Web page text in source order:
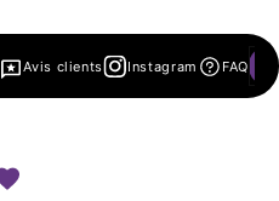
Avis clients Instagram FAQ